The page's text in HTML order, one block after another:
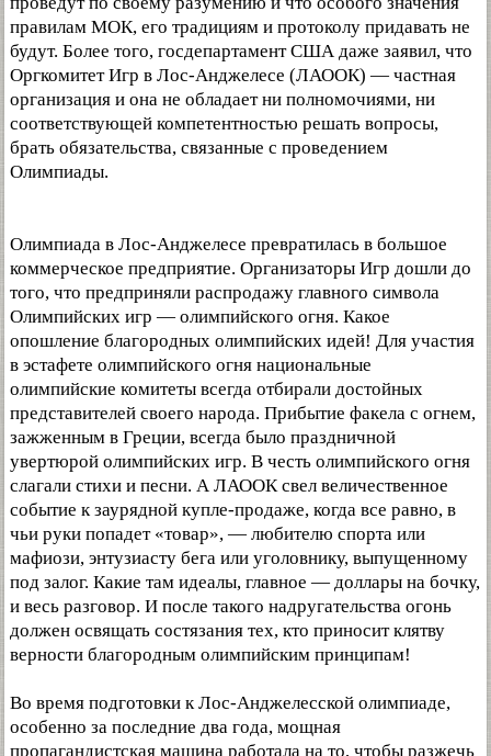
правилам МОК, его традициям и протоколу придавать не
будут. Более того, госдепартамент США даже заявил, что
Оргкомитет Игр в Лос-Анджелесе (ЛАООК) — частная
организация и она не обладает ни полномочиями, ни
соответствующей компетентностью решать вопросы,
брать обязательства, связанные с проведением
Олимпиады.
Олимпиада в Лос-Анджелесе превратилась в большое
коммерческое предприятие. Организаторы Игр дошли до
того, что предприняли распродажу главного символа
Олимпийских игр — олимпийского огня. Какое
опошление благородных олимпийских идей! Для участия
в эстафете олимпийского огня национальные
олимпийские комитеты всегда отбирали достойных
представителей своего народа. Прибытие факела с огнем,
зажженным в Греции, всегда было праздничной
увертюрой олимпийских игр. В честь олимпийского огня
слагали стихи и песни. А ЛАООК свел величественное
событие к заурядной купле-продаже, когда все равно, в
чьи руки попадет «товар», — любителю спорта или
мафиози, энтузиасту бега или уголовнику, выпущенному
под залог. Какие там идеалы, главное — доллары на бочку,
и весь разговор. И после такого надругательства огонь
должен освящать состязания тех, кто приносит клятву
верности благородным олимпийским принципам!
Во время подготовки к Лос-Анджелесской олимпиаде,
особенно за последние два года, мощная
пропагандистская машина работала на то, чтобы разжечь